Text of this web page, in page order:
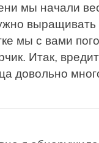
мы начали
мы с вами
Итак,
довольно